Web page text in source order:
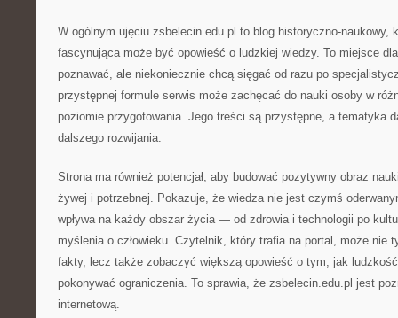
W ogólnym ujęciu zsbelecin.edu.pl to blog historyczno-naukowy,
fascynująca może być opowieść o ludzkiej wiedzy. To miejsce
poznawać, ale niekoniecznie chcą sięgać od razu po
przystępnej formule serwis może zachęcać do nauki osoby w
poziomie przygotowania. Jego treści są przystępne, a tematyka
dalszego rozwijania.
Strona ma również potencjał, aby budować pozytywny obraz
żywej i potrzebnej. Pokazuje, że wiedza nie jest czymś
wpływa na każdy obszar życia — od zdrowia i technologii po
myślenia o człowieku. Czytelnik, który trafia na portal, może nie
fakty, lecz także zobaczyć większą opowieść o tym, jak ludzkość
pokonywać ograniczenia. To sprawia, że zsbelecin.edu.pl jest
internetową.